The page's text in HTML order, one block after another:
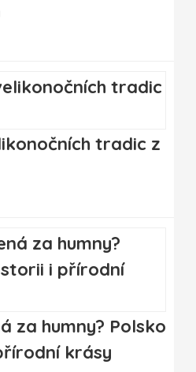
tradic z
za humny? Polsko
krásy